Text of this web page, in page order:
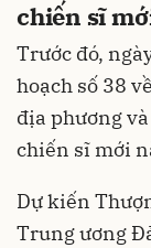
chiến sĩ
Trước đó,
hoạch số 38
địa phương
chiến sĩ mới
Dự kiến
Trung ương